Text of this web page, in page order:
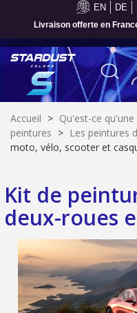
EN DE
Livraison offerte en
Inscription à la
Livraison
Accueil > Qu'est-ce qu'une
peintures > Les peintures
moto, vélo, scooter et
Kit de
deux-roues